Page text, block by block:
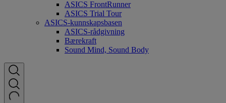
ASICS FrontRunner
ASICS Trial Tour
ASICS-kunnskapsbasen
ASICS-rådgivning
Bærekraft
Sound Mind, Sound Body